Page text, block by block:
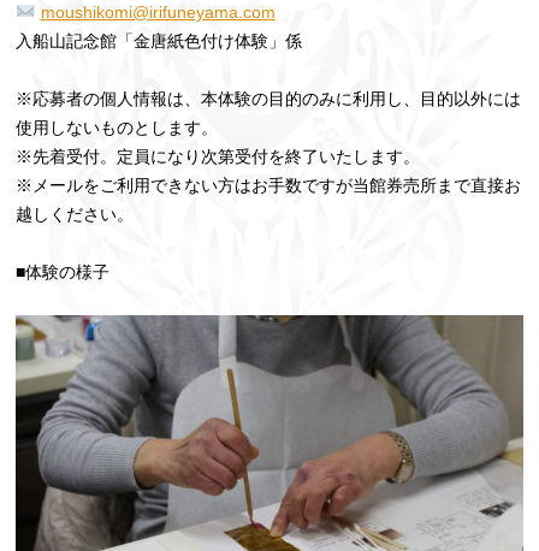
moushikomi@irifuneyama.com
入船山記念館「金唐紙色付け体験」係
※応募者の個人情報は、本体験の目的のみに利用し、目的以外には
使用しないものとします。
※先着受付。定員になり次第受付を終了いたします。
※メールをご利用できない方はお手数ですが当館券売所まで直接お
越しください。
■体験の様子